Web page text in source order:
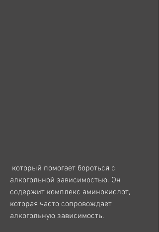
алкогольной зависимостью. Он
содержит комплекс аминокислот,
которая часто сопровождает
алкогольную зависимость.